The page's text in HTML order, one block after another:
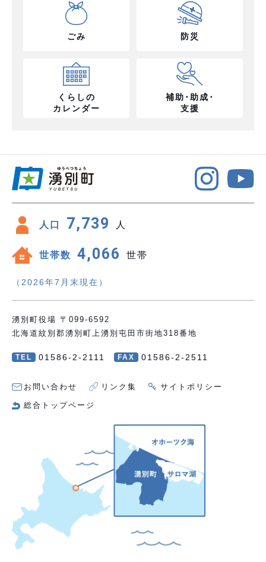
ごみ 防災
くらしの
カレンダー
補助･助成･
支援
人口 7,739 人
世帯数 4,066 世帯
（2026年7月末現在）
湧別町役場 〒099-6592
北海道紋別郡湧別町上湧別屯田市街地318番地
TEL 01586-2-2111 FAX 01586-2-2511
お問い合わせ リンク集 サイトポリシー
総合トップページ